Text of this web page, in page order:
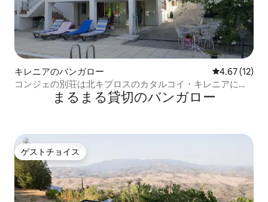
キレニアのバンガロー レビュー12
4.67 (12)
コンジェの別荘は北キプロスのカタルコイ・キレニアにあ
まるまる貸切のバンガロー
ゲストチョイス
ゲストチョイス